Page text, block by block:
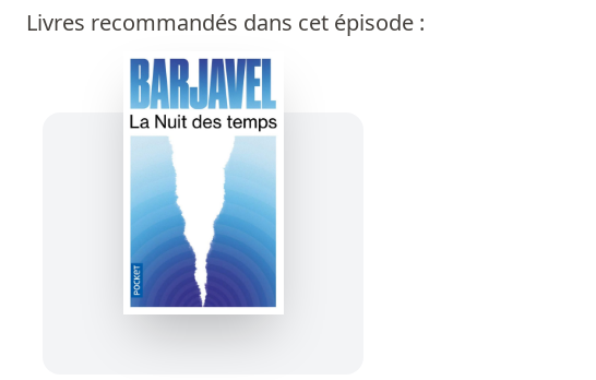
Livres recommandés dans cet épisode :
Livres les plus recommandés
Prix littéraires